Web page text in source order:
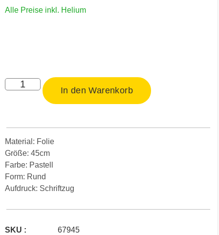
Alle Preise inkl. Helium
In den Warenkorb
Material: Folie
Größe: 45cm
Farbe: Pastell
Form: Rund
Aufdruck: Schriftzug
SKU :
67945